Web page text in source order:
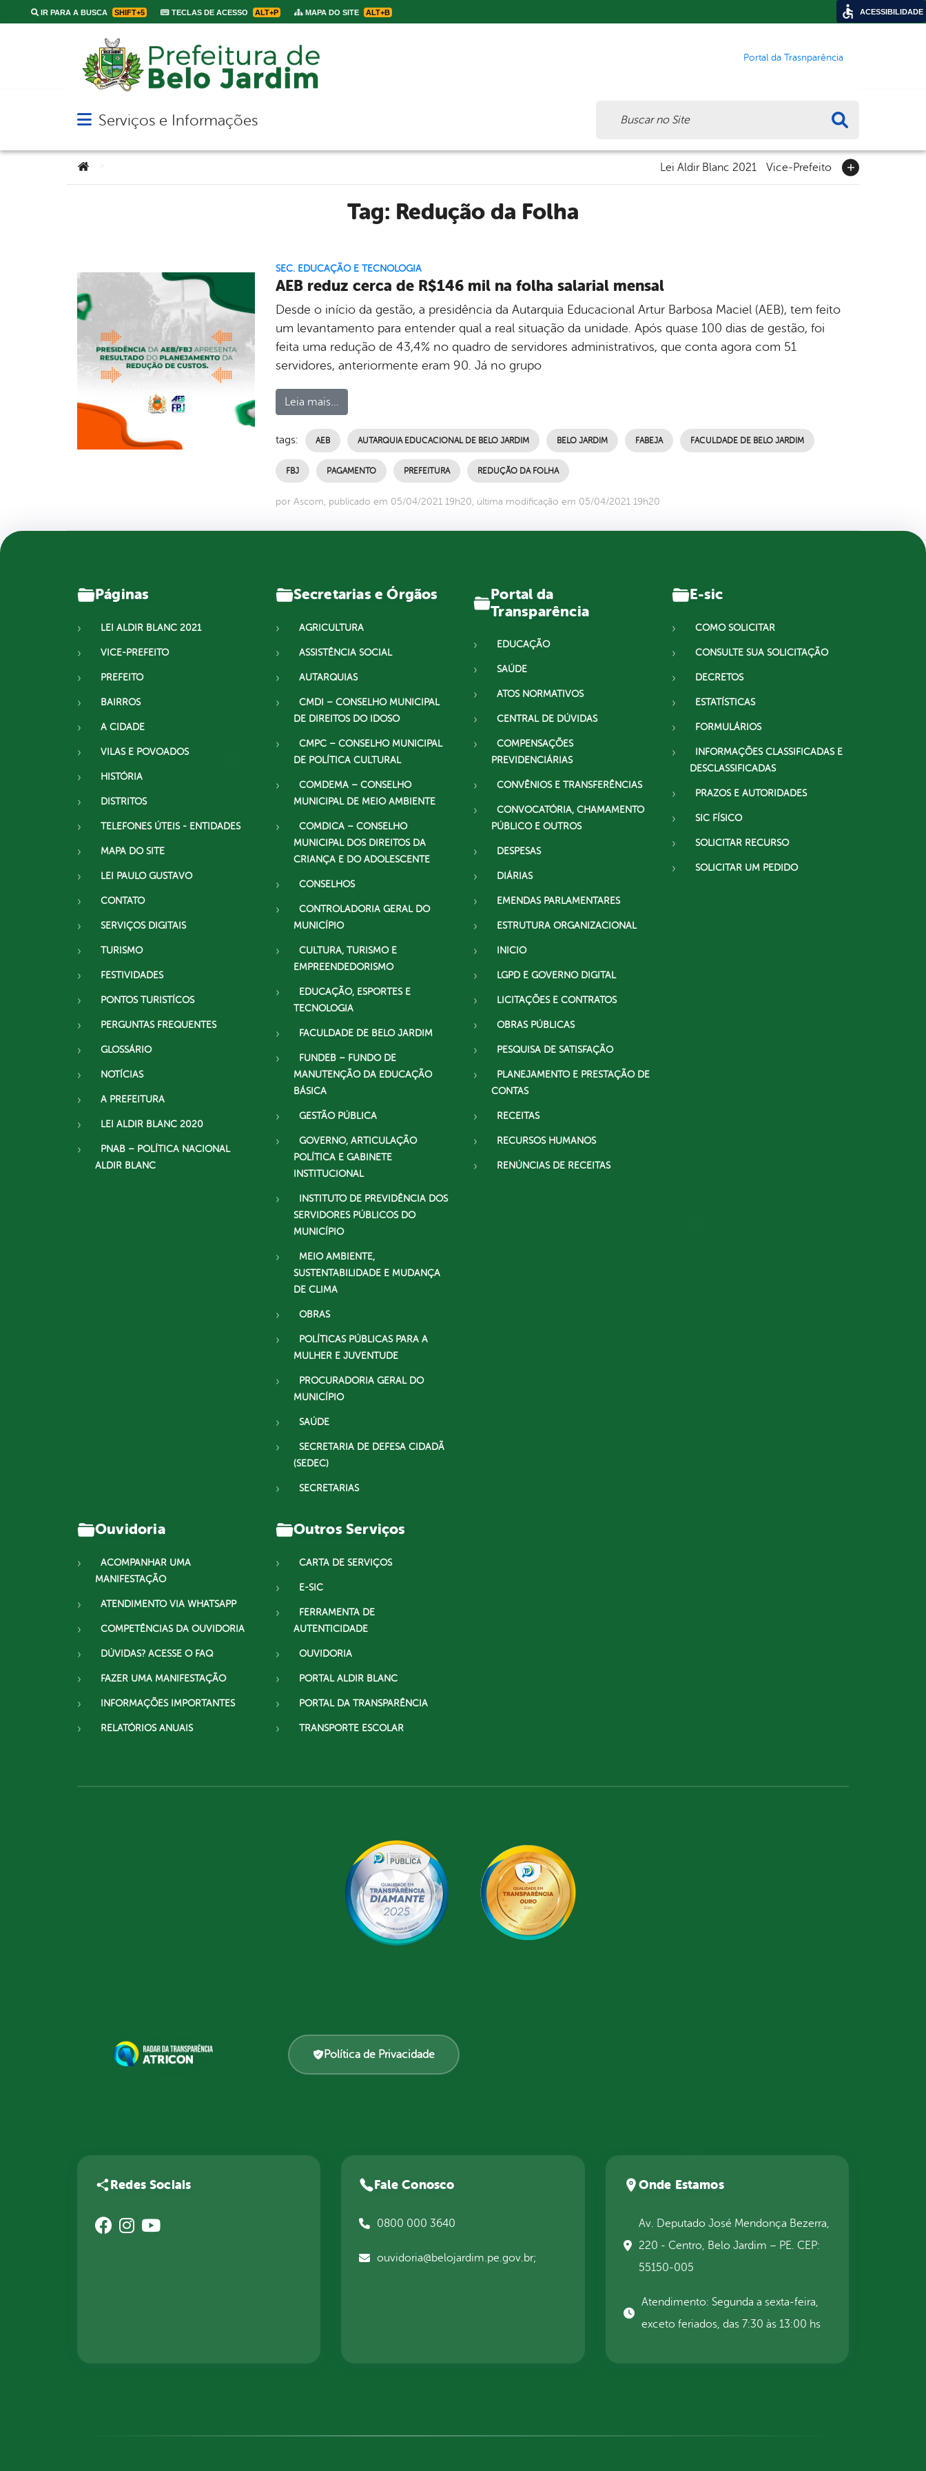
IR PARA A BUSCA SHIFT+5 TECLAS DE ACESSO ALT+P MAPA DO SITE ALT+B
Portal da Trasnparência
Abrir menu principal de navegação
Serviços e Informações
Você está aqui: Lei Aldir Blanc 2021 Vice-Prefeito
Tag: Redução da Folha
SEC. EDUCAÇÃO E TECNOLOGIA
AEB reduz cerca de R$146 mil na folha salarial mensal
Desde o início da gestão, a presidência da Autarquia Educacional Artur Barbosa Maciel (AEB), tem feito
um levantamento para entender qual a real situação da unidade. Após quase 100 dias de gestão, foi
feita uma redução de 43,4% no quadro de servidores administrativos, que conta agora com 51
servidores, anteriormente eram 90. Já no grupo
Leia mais...
tags: AEB AUTARQUIA EDUCACIONAL DE BELO JARDIM BELO JARDIM FABEJA FACULDADE DE BELO JARDIM
FBJ PAGAMENTO PREFEITURA REDUÇÃO DA FOLHA
por Ascom, publicado em 05/04/2021 19h20, última modificação em 05/04/2021 19h20
Páginas
LEI ALDIR BLANC 2021
VICE-PREFEITO
PREFEITO
BAIRROS
A CIDADE
VILAS E POVOADOS
HISTÓRIA
DISTRITOS
TELEFONES ÚTEIS - ENTIDADES
MAPA DO SITE
LEI PAULO GUSTAVO
CONTATO
SERVIÇOS DIGITAIS
TURISMO
FESTIVIDADES
PONTOS TURISTÍCOS
PERGUNTAS FREQUENTES
GLOSSÁRIO
NOTÍCIAS
A PREFEITURA
LEI ALDIR BLANC 2020
PNAB – POLÍTICA NACIONAL
ALDIR BLANC
Secretarias e Órgãos
AGRICULTURA
ASSISTÊNCIA SOCIAL
AUTARQUIAS
CMDI – CONSELHO MUNICIPAL
DE DIREITOS DO IDOSO
CMPC – CONSELHO MUNICIPAL
DE POLÍTICA CULTURAL
COMDEMA – CONSELHO
MUNICIPAL DE MEIO AMBIENTE
COMDICA – CONSELHO
MUNICIPAL DOS DIREITOS DA
CRIANÇA E DO ADOLESCENTE
CONSELHOS
CONTROLADORIA GERAL DO
MUNICÍPIO
CULTURA, TURISMO E
EMPREENDEDORISMO
EDUCAÇÃO, ESPORTES E
TECNOLOGIA
FACULDADE DE BELO JARDIM
FUNDEB – FUNDO DE
MANUTENÇÃO DA EDUCAÇÃO
BÁSICA
GESTÃO PÚBLICA
GOVERNO, ARTICULAÇÃO
POLÍTICA E GABINETE
INSTITUCIONAL
INSTITUTO DE PREVIDÊNCIA DOS
SERVIDORES PÚBLICOS DO
MUNICÍPIO
MEIO AMBIENTE,
SUSTENTABILIDADE E MUDANÇA
DE CLIMA
OBRAS
POLÍTICAS PÚBLICAS PARA A
MULHER E JUVENTUDE
PROCURADORIA GERAL DO
MUNICÍPIO
SAÚDE
SECRETARIA DE DEFESA CIDADÃ
(SEDEC)
SECRETARIAS
Portal da
Transparência
EDUCAÇÃO
SAÚDE
ATOS NORMATIVOS
CENTRAL DE DÚVIDAS
COMPENSAÇÕES
PREVIDENCIÁRIAS
CONVÊNIOS E TRANSFERÊNCIAS
CONVOCATÓRIA, CHAMAMENTO
PÚBLICO E OUTROS
DESPESAS
DIÁRIAS
EMENDAS PARLAMENTARES
ESTRUTURA ORGANIZACIONAL
INICIO
LGPD E GOVERNO DIGITAL
LICITAÇÕES E CONTRATOS
OBRAS PÚBLICAS
PESQUISA DE SATISFAÇÃO
PLANEJAMENTO E PRESTAÇÃO DE
CONTAS
RECEITAS
RECURSOS HUMANOS
RENÚNCIAS DE RECEITAS
E-sic
COMO SOLICITAR
CONSULTE SUA SOLICITAÇÃO
DECRETOS
ESTATÍSTICAS
FORMULÁRIOS
INFORMAÇÕES CLASSIFICADAS E
DESCLASSIFICADAS
PRAZOS E AUTORIDADES
SIC FÍSICO
SOLICITAR RECURSO
SOLICITAR UM PEDIDO
Ouvidoria
ACOMPANHAR UMA
MANIFESTAÇÃO
ATENDIMENTO VIA WHATSAPP
COMPETÊNCIAS DA OUVIDORIA
DÚVIDAS? ACESSE O FAQ
FAZER UMA MANIFESTAÇÃO
INFORMAÇÕES IMPORTANTES
RELATÓRIOS ANUAIS
Outros Serviços
CARTA DE SERVIÇOS
E-SIC
FERRAMENTA DE
AUTENTICIDADE
OUVIDORIA
PORTAL ALDIR BLANC
PORTAL DA TRANSPARÊNCIA
TRANSPORTE ESCOLAR
Política de Privacidade
Redes Sociais Fale Conosco
0800 000 3640
ouvidoria@belojardim.pe.gov.br;
Onde Estamos
Av. Deputado José Mendonça Bezerra,
220 - Centro, Belo Jardim – PE. CEP:
55150-005
Atendimento: Segunda a sexta-feira,
exceto feriados, das 7:30 às 13:00 hs
ACESSIBILIDADE